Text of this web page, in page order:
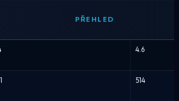
PŘEHLED
4.6
514